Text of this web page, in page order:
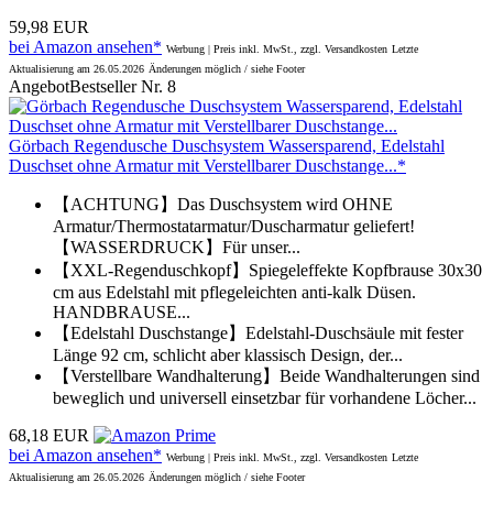
59,98 EUR
bei Amazon ansehen* Werbung | Preis inkl. MwSt., zzgl. Versandkosten Letzte
Aktualisierung am 26.05.2026 Änderungen möglich / siehe Footer
AngebotBestseller Nr. 8
Görbach Regendusche Duschsystem Wassersparend, Edelstahl
Duschset ohne Armatur mit Verstellbarer Duschstange...*
【ACHTUNG】Das Duschsystem wird OHNE
Armatur/Thermostatarmatur/Duscharmatur geliefert!
【WASSERDRUCK】Für unser...
【XXL-Regenduschkopf】Spiegeleffekte Kopfbrause 30x30
cm aus Edelstahl mit pflegeleichten anti-kalk Düsen.
HANDBRAUSE...
【Edelstahl Duschstange】Edelstahl-Duschsäule mit fester
Länge 92 cm, schlicht aber klassisch Design, der...
【Verstellbare Wandhalterung】Beide Wandhalterungen sind
beweglich und universell einsetzbar für vorhandene Löcher...
68,18 EUR
bei Amazon ansehen* Werbung | Preis inkl. MwSt., zzgl. Versandkosten Letzte
Aktualisierung am 26.05.2026 Änderungen möglich / siehe Footer